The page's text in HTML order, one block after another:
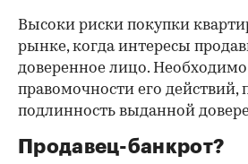
Высоки риски покупки
рынке, когда интересы
доверенное лицо. Необходимо
правомочности его действий,
подлинность выданной
Продавец-банкрот?